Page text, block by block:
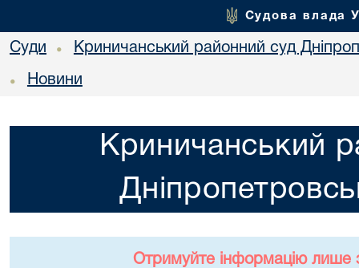
Судова влада
Суди • Криничанський районний суд
• Новини
Криничанський
Отримуйте інформацію лише